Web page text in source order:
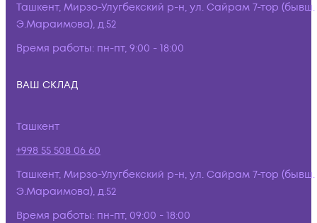
Ташкент, Мирзо-Улугбекский р-н, ул. Сайрам 7-тор (бывш.
Э.Мараимова), д.52
Время работы: пн-пт, 9:00 - 18:00
ВАШ СКЛАД
Ташкент
+998 55 508 06 60
Ташкент, Мирзо-Улугбекский р-н, ул. Сайрам 7-тор (бывш.
Э.Мараимова), д.52
Время работы: пн-пт, 09:00 - 18:00